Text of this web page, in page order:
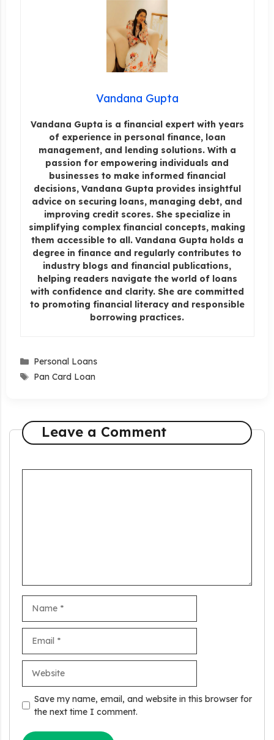
Vandana Gupta
Vandana Gupta is a financial expert with years
of experience in personal finance, loan
management, and lending solutions. With a
passion for empowering individuals and
businesses to make informed financial
decisions, Vandana Gupta provides insightful
advice on securing loans, managing debt, and
improving credit scores. She specialize in
simplifying complex financial concepts, making
them accessible to all. Vandana Gupta holds a
degree in finance and regularly contributes to
industry blogs and financial publications,
helping readers navigate the world of loans
with confidence and clarity. She are committed
to promoting financial literacy and responsible
borrowing practices.
Categories
Personal Loans
Tags
Pan Card Loan
Leave a Comment
Save my name, email, and website in this browser for
the next time I comment.
Stand Up India Scheme Apply Online: नया व्यवसाय शुरू करने
वालों के लिए वरदान है ये सरकारी योजना, 25% सब्सिडी के साथ मिलता है 1
करोड़ का लोन